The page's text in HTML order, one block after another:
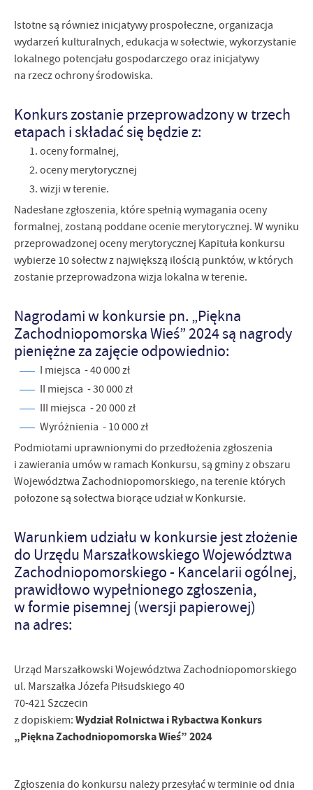
Istotne są również inicjatywy prospołeczne, organizacja
wydarzeń kulturalnych, edukacja w sołectwie, wykorzystanie
lokalnego potencjału gospodarczego oraz inicjatywy
na rzecz ochrony środowiska.
Konkurs zostanie przeprowadzony w trzech
etapach i składać się będzie z:
oceny formalnej,
oceny merytorycznej
wizji w terenie.
Nadesłane zgłoszenia, które spełnią wymagania oceny
formalnej, zostaną poddane ocenie merytorycznej. W wyniku
przeprowadzonej oceny merytorycznej Kapituła konkursu
wybierze 10 sołectw z największą ilością punktów, w których
zostanie przeprowadzona wizja lokalna w terenie.
Nagrodami w konkursie pn. „Piękna
Zachodniopomorska Wieś” 2024 są nagrody
pieniężne za zajęcie odpowiednio:
I miejsca - 40 000 zł
II miejsca - 30 000 zł
III miejsca - 20 000 zł
Wyróżnienia - 10 000 zł
Podmiotami uprawnionymi do przedłożenia zgłoszenia
i zawierania umów w ramach Konkursu, są gminy z obszaru
Województwa Zachodniopomorskiego, na terenie których
położone są sołectwa biorące udział w Konkursie.
Warunkiem udziału w konkursie jest złożenie
do Urzędu Marszałkowskiego Województwa
Zachodniopomorskiego - Kancelarii ogólnej,
prawidłowo wypełnionego zgłoszenia,
w formie pisemnej (wersji papierowej)
na adres:
Urząd Marszałkowski Województwa Zachodniopomorskiego
ul. Marszałka Józefa Piłsudskiego 40
70-421 Szczecin
z dopiskiem: Wydział Rolnictwa i Rybactwa Konkurs
„Piękna Zachodniopomorska Wieś” 2024
Zgłoszenia do konkursu należy przesyłać w terminie od dnia